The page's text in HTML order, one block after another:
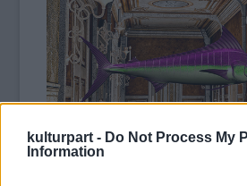
kulturpart - Do Not Process My
Information